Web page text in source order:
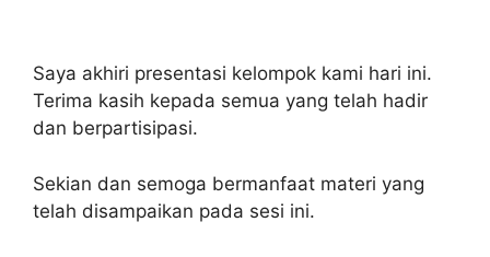
Saya akhiri presentasi kelompok kami hari ini.
Terima kasih kepada semua yang telah hadir
dan berpartisipasi.
Sekian dan semoga bermanfaat materi yang
telah disampaikan pada sesi ini.